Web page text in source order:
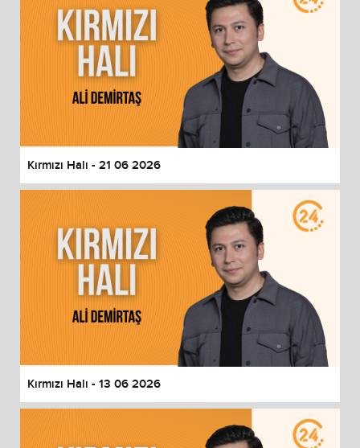
Kırmızı Halı - 21 06 2026
Kırmızı Halı - 13 06 2026